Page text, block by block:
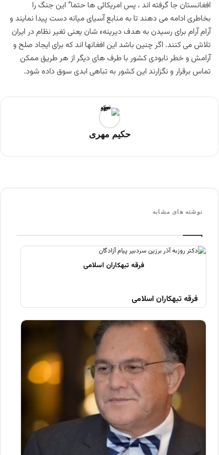
افغانستان جا گرفته اند ، پس امریکائی ها حتما” این جنگ را
بخاطری ادامه می دهند تا به منابع آسیای میانه دست پیدا نمایند و
آرام آرام برای رسیدن به هدف دیرینهء شان یعنی تغیر نظام در ایران
تلاش می کنند. اگر چنین باشد این افغانها اند که برای ایجاد صلح و
آرامش و خطر نابودی کشور با طرف های دیگر از هر طریق ممکن
تماس برقرار و نگزارند این کشور به تباهی ابدی سوق داده شود.
حکیم مهری
نوشته های مشابه
فرقه تبهکاران اسلامی